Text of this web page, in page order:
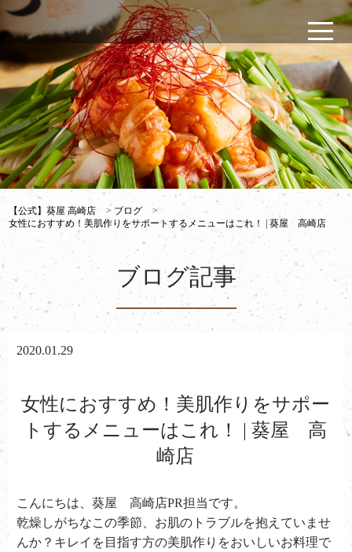
【公式】葵屋 高崎店 > ブログ
>
女性におすすめ！美肌作りをサポートするメニューはこれ！ | 葵屋 高崎店
ブログ記事
2020.01.29
女性におすすめ！美肌作りをサポー
トするメニューはこれ！ | 葵屋 高
崎店
こんにちは、葵屋 高崎店PR担当です。
乾燥しがちなこの季節、お肌のトラブルを抱えていませ
んか？キレイを目指す方の美肌作りをおいしいお料理で